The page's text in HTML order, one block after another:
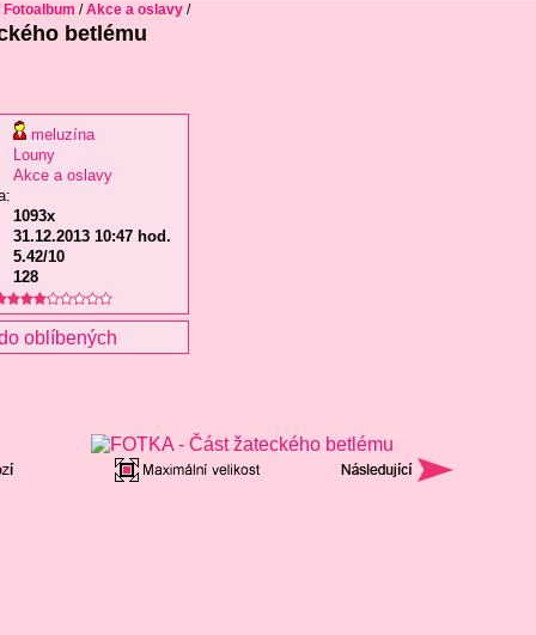
Fotoalbum /Akce a oslavy/
betlému
meluzína
Louny
Akce a oslavy
1093x
31.12.2013 10:47 hod.
5.42/10
128
oblíbených